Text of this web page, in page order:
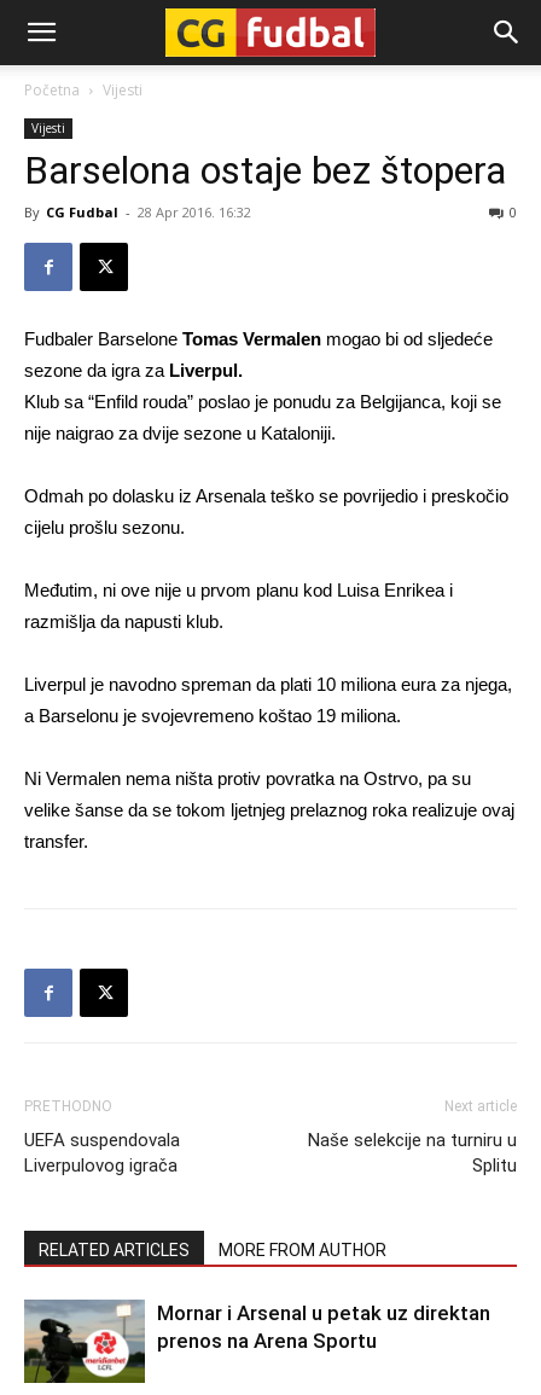
CG-
Fudbal
Početna Vijesti
Vijesti
Barselona ostaje bez štopera
By CG Fudbal - 28 Apr 2016. 16:32 0
Fudbaler Barselone Tomas Vermalen mogao bi od sljedeće
sezone da igra za Liverpul.
Klub sa “Enfild rouda” poslao je ponudu za Belgijanca, koji se
nije naigrao za dvije sezone u Kataloniji.
Odmah po dolasku iz Arsenala teško se povrijedio i preskočio
cijelu prošlu sezonu.
Međutim, ni ove nije u prvom planu kod Luisa Enrikea i
razmišlja da napusti klub.
Liverpul je navodno spreman da plati 10 miliona eura za njega,
a Barselonu je svojevremeno koštao 19 miliona.
Ni Vermalen nema ništa protiv povratka na Ostrvo, pa su
velike šanse da se tokom ljetnjeg prelaznog roka realizuje ovaj
transfer.
PRETHODNO
UEFA suspendovala
Liverpulovog igrača
Next article
Naše selekcije na turniru u
Splitu
RELATED ARTICLES MORE FROM AUTHOR
Mornar i Arsenal u petak uz direktan
prenos na Arena Sportu